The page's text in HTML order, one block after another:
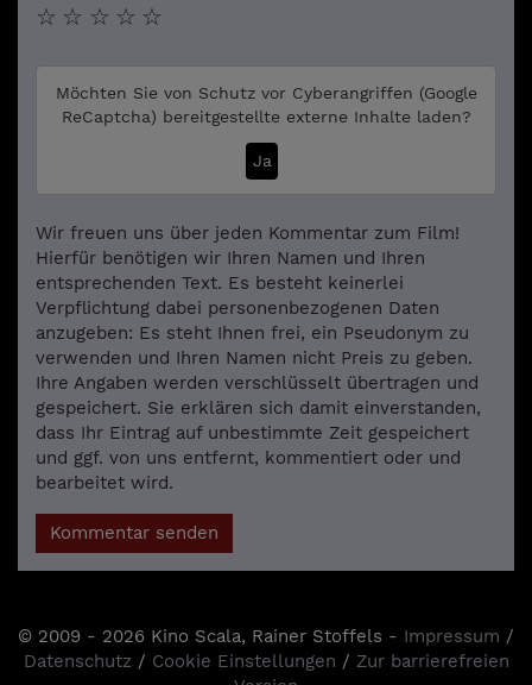
☆
☆
☆
☆
☆
Möchten Sie von Schutz vor Cyberangriffen (Google
ReCaptcha) bereitgestellte externe Inhalte laden?
Ja
Wir freuen uns über jeden Kommentar zum Film!
Hierfür benötigen wir Ihren Namen und Ihren
entsprechenden Text. Es besteht keinerlei
Verpflichtung dabei personenbezogenen Daten
anzugeben: Es steht Ihnen frei, ein Pseudonym zu
verwenden und Ihren Namen nicht Preis zu geben.
Ihre Angaben werden verschlüsselt übertragen und
gespeichert. Sie erklären sich damit einverstanden,
dass Ihr Eintrag auf unbestimmte Zeit gespeichert
und ggf. von uns entfernt, kommentiert oder und
bearbeitet wird.
Kommentar senden
© 2009 - 2026 Kino Scala, Rainer Stoffels - Impressum /
Datenschutz / Cookie Einstellungen / Zur barrierefreien